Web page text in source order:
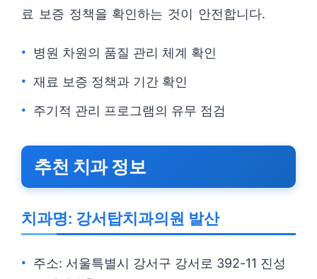
료 보증 정책을 확인하는 것이 안전합니다.
병원 차원의 품질 관리 체계 확인
재료 보증 정책과 기간 확인
주기적 관리 프로그램의 유무 점검
추천 치과 정보
치과명: 강서탑치과의원 발산
주소: 서울특별시 강서구 강서로 392-11 진성